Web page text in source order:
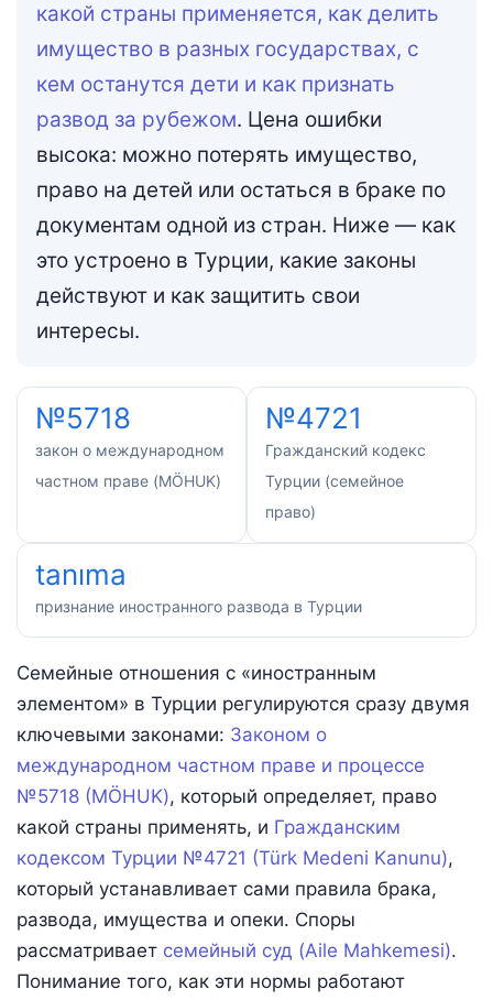
какой страны применяется, как делить
имущество в разных государствах, с
кем останутся дети и как признать
развод за рубежом. Цена ошибки
высока: можно потерять имущество,
право на детей или остаться в браке по
документам одной из стран. Ниже — как
это устроено в Турции, какие законы
действуют и как защитить свои
интересы.
№5718
закон о международном
частном праве (MÖHUK)
№4721
Гражданский кодекс
Турции (семейное
право)
tanıma
признание иностранного развода в Турции
Семейные отношения с «иностранным
элементом» в Турции регулируются сразу двумя
ключевыми законами: Законом о
международном частном праве и процессе
№5718 (MÖHUK), который определяет, право
какой страны применять, и Гражданским
кодексом Турции №4721 (Türk Medeni Kanunu),
который устанавливает сами правила брака,
развода, имущества и опеки. Споры
рассматривает семейный суд (Aile Mahkemesi).
Понимание того, как эти нормы работают